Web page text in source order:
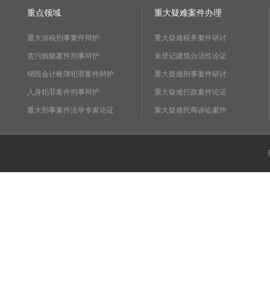
重点领域
重大涉税刑事案件辩护
贪污贿赂案件刑事辩护
销毁会计账簿犯罪案件辩护
人身犯罪案件刑事辩护
重大刑事案件法学专家论证
重大疑难案件办理
重大疑难税务案件研讨
未登记建筑合法性论证
重大疑难刑事案件研讨
重大疑难行政案件论证
重大疑难民商诉讼案件